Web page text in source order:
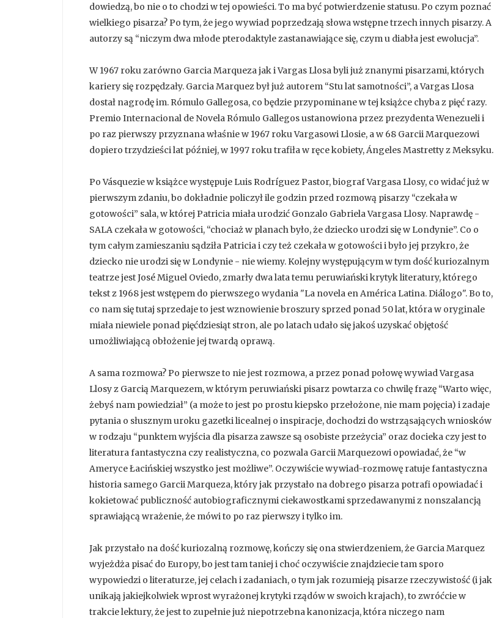
dowiedzą, bo nie o to chodzi w tej opowieści. To ma być potwierdzenie statusu. Po czym poznać
wielkiego pisarza? Po tym, że jego wywiad poprzedzają słowa wstępne trzech innych pisarzy. A
autorzy są “niczym dwa młode pterodaktyle zastanawiające się, czym u diabła jest ewolucja”.
W 1967 roku zarówno Garcia Marqueza jak i Vargas Llosa byli już znanymi pisarzami, których
kariery się rozpędzały. Garcia Marquez był już autorem “Stu lat samotności”, a Vargas Llosa
dostał nagrodę im. Rómulo Gallegosa, co będzie przypominane w tej książce chyba z pięć razy.
Premio Internacional de Novela Rómulo Gallegos ustanowiona przez prezydenta Wenezueli i
po raz pierwszy przyznana właśnie w 1967 roku Vargasowi Llosie, a w 68 Garcii Marquezowi
dopiero trzydzieści lat później, w 1997 roku trafiła w ręce kobiety, Ángeles Mastretty z Meksyku.
Po Vásquezie w książce występuje Luis Rodríguez Pastor, biograf Vargasa Llosy, co widać już w
pierwszym zdaniu, bo dokładnie policzył ile godzin przed rozmową pisarzy “czekała w
gotowości” sala, w której Patricia miała urodzić Gonzalo Gabriela Vargasa Llosy. Naprawdę -
SALA czekała w gotowości, “chociaż w planach było, że dziecko urodzi się w Londynie”. Co o
tym całym zamieszaniu sądziła Patricia i czy też czekała w gotowości i było jej przykro, że
dziecko nie urodzi się w Londynie - nie wiemy. Kolejny występującym w tym dość kuriozalnym
teatrze jest José Miguel Oviedo, zmarły dwa lata temu peruwiański krytyk literatury, którego
tekst z 1968 jest wstępem do pierwszego wydania "La novela en América Latina. Diálogo". Bo to,
co nam się tutaj sprzedaje to jest wznowienie broszury sprzed ponad 50 lat, która w oryginale
miała niewiele ponad pięćdziesiąt stron, ale po latach udało się jakoś uzyskać objętość
umożliwiającą obłożenie jej twardą oprawą.
A sama rozmowa? Po pierwsze to nie jest rozmowa, a przez ponad połowę wywiad Vargasa
Llosy z Garcią Marquezem, w którym peruwiański pisarz powtarza co chwilę frazę “Warto więc,
żebyś nam powiedział” (a może to jest po prostu kiepsko przełożone, nie mam pojęcia) i zadaje
pytania o słusznym uroku gazetki licealnej o inspiracje, dochodzi do wstrząsających wniosków
w rodzaju “punktem wyjścia dla pisarza zawsze są osobiste przeżycia” oraz docieka czy jest to
literatura fantastyczna czy realistyczna, co pozwala Garcii Marquezowi opowiadać, że “w
Ameryce Łacińskiej wszystko jest możliwe”. Oczywiście wywiad-rozmowę ratuje fantastyczna
historia samego Garcii Marqueza, który jak przystało na dobrego pisarza potrafi opowiadać i
kokietować publiczność autobiograficznymi ciekawostkami sprzedawanymi z nonszalancją
sprawiającą wrażenie, że mówi to po raz pierwszy i tylko im.
Jak przystało na dość kuriozalną rozmowę, kończy się ona stwierdzeniem, że Garcia Marquez
wyjeżdża pisać do Europy, bo jest tam taniej i choć oczywiście znajdziecie tam sporo
wypowiedzi o literaturze, jej celach i zadaniach, o tym jak rozumieją pisarze rzeczywistość (i jak
unikają jakiejkolwiek wprost wyrażonej krytyki rządów w swoich krajach), to zwróćcie w
trakcie lektury, że jest to zupełnie już niepotrzebna kanonizacja, która niczego nam